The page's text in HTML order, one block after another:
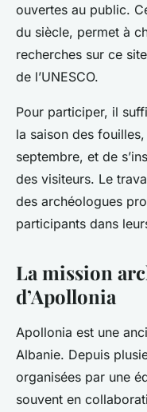
ouvertes au public.
du siècle, permet à
recherches sur ce
de l’UNESCO.
Pour participer, il
la saison des
septembre, et de
des visiteurs. Le
des archéologues
participants dans
La mission
d’Apollonia
Apollonia est une
Albanie. Depuis
organisées par une
souvent en